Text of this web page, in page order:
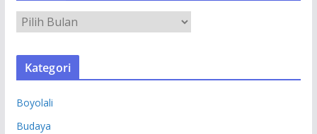
R
S
Kategori
Boyolali
Budaya